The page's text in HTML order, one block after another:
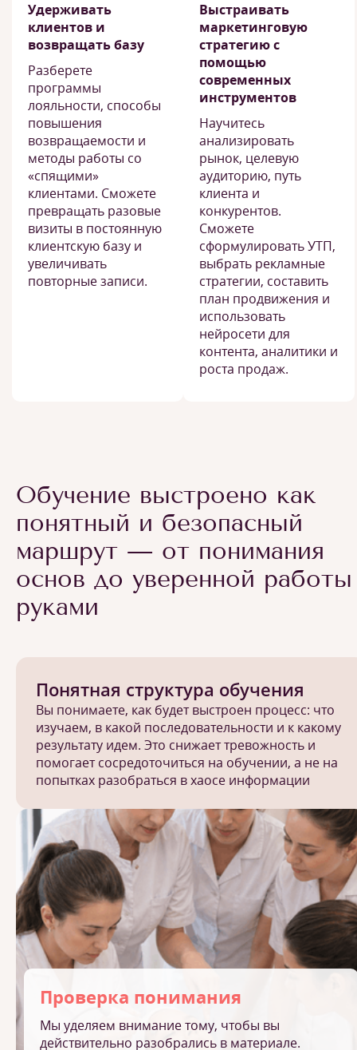
Удерживать
клиентов и
возвращать базу
Разберете
программы
лояльности, способы
повышения
возвращаемости и
методы работы со
«спящими»
клиентами. Сможете
превращать разовые
визиты в постоянную
клиентскую базу и
увеличивать
повторные записи.
Выстраивать
маркетинговую
стратегию с
помощью
современных
инструментов
Научитесь
анализировать
рынок, целевую
аудиторию, путь
клиента и
конкурентов.
Сможете
сформулировать УТП,
выбрать рекламные
стратегии, составить
план продвижения и
использовать
нейросети для
контента, аналитики и
роста продаж.
Обучение выстроено как
понятный и безопасный
маршрут — от понимания
основ до уверенной работы
руками
Понятная структура обучения
Вы понимаете, как будет выстроен процесс: что
изучаем, в какой последовательности и к какому
результату идем. Это снижает тревожность и
помогает сосредоточиться на обучении, а не на
попытках разобраться в хаосе информации
Проверка понимания
Мы уделяем внимание тому, чтобы вы
действительно разобрались в материале.